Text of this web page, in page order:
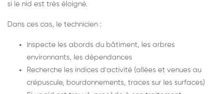
si le nid est très éloigné.
Dans ces cas, le technicien :
Inspecte les abords du bâtiment, les arbres
environnants, les dépendances
Recherche les indices d'activité (allées et venues au
crépuscule, bourdonnements, traces sur les surfaces)